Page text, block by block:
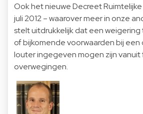
Ook het nieuwe Decreet Ruimtelijke
juli 2012 – waarover meer in onze
stelt uitdrukkelijk dat een
of bijkomende voorwaarden bij
louter ingegeven mogen zijn vanuit
overwegingen.